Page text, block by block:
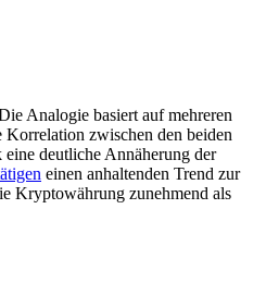
Analogie basiert auf mehreren
Korrelation zwischen den beiden
eine deutliche Annäherung der
einen anhaltenden Trend zur
Kryptowährung zunehmend als